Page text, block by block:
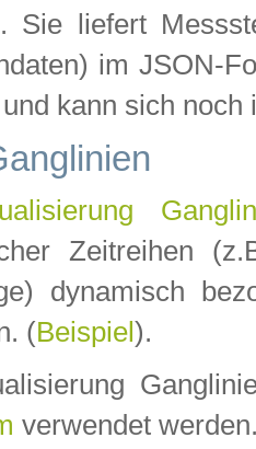
Sie liefert
im JSON-
kann sich noch
Zeitreihen
dynamisch
(Beispiel ).
verwendet